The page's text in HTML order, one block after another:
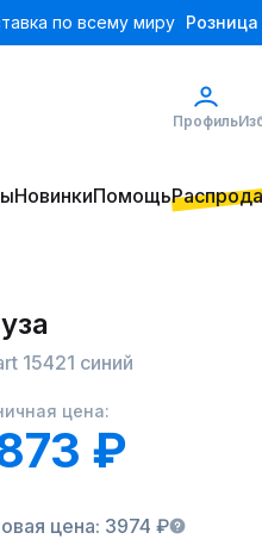
по всему миру Розница
Профиль
НовинкиПомощь
15421 синий
цена:
₽
цена: 3974 ₽